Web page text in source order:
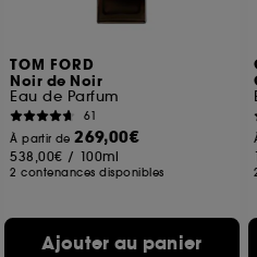
TOM FORD
Noir de Noir
Eau de Parfum
61
À partir de269,00€
538,00€ / 100ml
2 contenances disponibles
Ajouter au panier